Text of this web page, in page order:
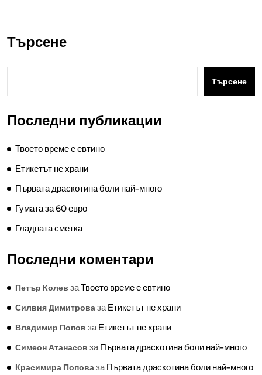
Търсене
Търсене
Последни публикации
Твоето време е евтино
Етикетът не храни
Първата драскотина боли най-много
Гумата за 60 евро
Гладната сметка
Последни коментари
Петър Колев заТвоето време е евтино
Силвия ДимитровазаЕтикетът не храни
Владимир Попов заЕтикетът не храни
Симеон Атанасов заПървата драскотина боли най-много
Красимира ПоповазаПървата драскотина боли най-много